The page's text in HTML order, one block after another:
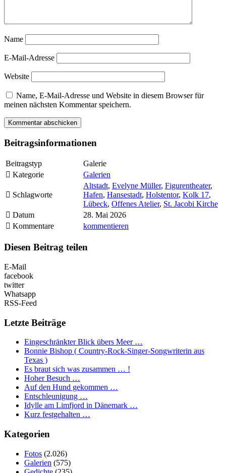
Name
E-Mail-Adresse
Website
Name, E-Mail-Adresse und Website in diesem Browser für
meinen nächsten Kommentar speichern.
Beitragsinformationen
Beitragstyp
Galerie
Kategorie
Galerien
Schlagworte
Altstadt, Evelyne Müller, Figurentheater,
Hafen, Hansestadt, Holstentor, Kolk 17,
Lübeck, Offenes Atelier, St. Jacobi Kirche
Datum
28. Mai 2026
Kommentare
kommentieren
Diesen Beitrag teilen
E-Mail
facebook
twitter
Whatsapp
RSS-Feed
Letzte Beiträge
Eingeschränkter Blick übers Meer …
Bonnie Bishop ( Country-Rock-Singer-Songwriterin aus
Texas )
Es braut sich was zusammen … !
Hoher Besuch …
Auf den Hund gekommen …
Entschleunigung …
Idylle am Limfjord in Dänemark …
Kurz festgehalten …
Kategorien
Fotos (2.026)
Galerien (575)